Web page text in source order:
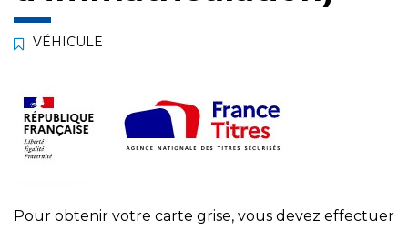
VÉHICULE
Pour obtenir votre carte grise, vous devez effectuer